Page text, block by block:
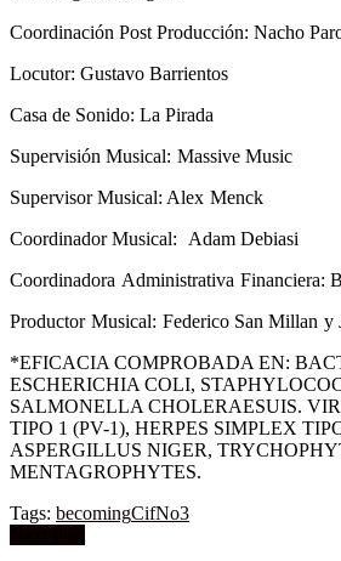
Coordinación Post Producción: Nacho
Locutor: Gustavo Barrientos
Casa de Sonido: La Pirada
Supervisión Musical: ​Massive Music
Supervisor Musical: Alex ​Menck
Coordinador Musical: ​Adam Debiasi
Coordinadora ​Administrativa ​Financiera:
Productor ​Musical: ​Federico San Millan ​y
*EFICACIA COMPROBADA EN:
ESCHERICHIA COLI,
SALMONELLA CHOLERAESUIS.
TIPO 1 (PV-1), HERPES SIMPLEX
ASPERGILLUS NIGER,
MENTAGROPHYTES.
Tags: becomingCifNo3